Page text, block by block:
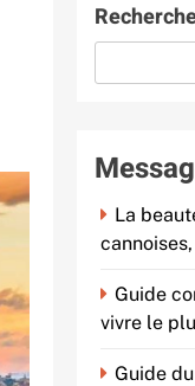
La
Guide
vivre le
Guide